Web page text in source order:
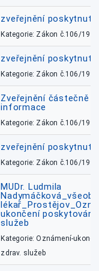
zveřejnění
Kategorie: Zákon č.106/1999
zveřejnění
Kategorie: Zákon č.106/1999
Zveřejnění částečně
informace
Kategorie: Zákon č.106/1999
zveřejnění
Kategorie: Zákon č.106/1999
MUDr. Ludmila
ukončení
služeb
Kategorie: Oznámení-
zdrav. služeb